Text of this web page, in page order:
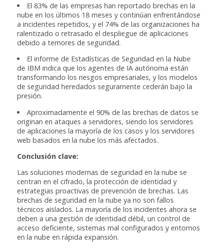
El 83% de las empresas han reportado brechas en la
nube en los últimos 18 meses y continúan enfrentándose
a incidentes repetidos, y el 74% de las organizaciones ha
ralentizado o retrasado el despliegue de aplicaciones
debido a temores de seguridad.
El informe de Estadísticas de Seguridad en la Nube
de IBM indica que los agentes de IA autónoma están
transformando los riesgos empresariales, y los modelos
de seguridad heredados seguramente cederán bajo la
presión.
Aproximadamente el 90% de las brechas de datos se
originan en ataques a servidores, siendo los servidores
de aplicaciones la mayoría de los casos y los servidores
web basados en la nube los más afectados.
Conclusión clave:
Las soluciones modernas de seguridad en la nube se
centran en el cifrado, la protección de identidad y
estrategias proactivas de prevención de brechas. Las
brechas de seguridad en la nube ya no son fallos
técnicos aislados. La mayoría de los incidentes ahora se
deben a una gestión de identidad débil, un control de
acceso deficiente, sistemas mal configurados y entornos
en la nube en rápida expansión.